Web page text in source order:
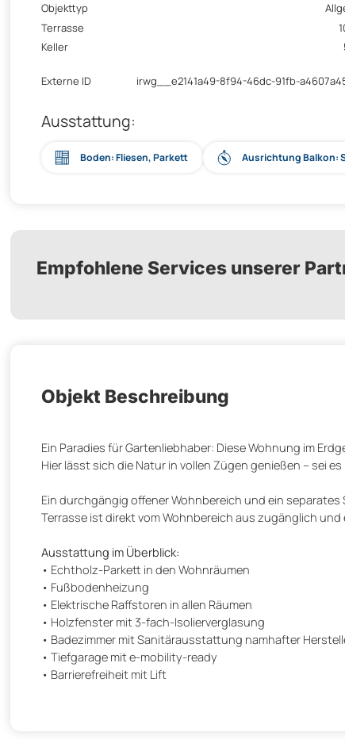
Objekttyp
Terrasse
Keller
Externe ID
irwg__e2141a49-8f94-46dc-91fb-
Ausstattung:
Boden: Fliesen, Parkett Ausrichtung Balkon:
Empfohlene Services unserer
Objekt Beschreibung
Ein Paradies für Gartenliebhaber: Diese Wohnung im
Hier lässt sich die Natur in vollen Zügen genießen – sei
Ein durchgängig offener Wohnbereich und ein
Terrasse ist direkt vom Wohnbereich aus zugänglich und
Ausstattung im Überblick:
• Echtholz-Parkett in den Wohnräumen
• Fußbodenheizung
• Elektrische Raffstoren in allen Räumen
• Holzfenster mit 3-fach-Isolierverglasung
• Badezimmer mit Sanitärausstattung namhafter
• Tiefgarage mit e-mobility-ready
• Barrierefreiheit mit Lift